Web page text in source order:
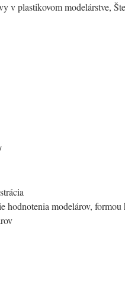
v plastikovom modelárstve,
hodnotenia modelárov,